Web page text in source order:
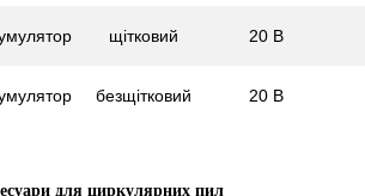
щітковий 20 В
безщітковий 20 В
для циркулярних пил